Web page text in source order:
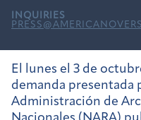
INQUIRIES
El lunes el 3 de
demanda presentada
Administración de